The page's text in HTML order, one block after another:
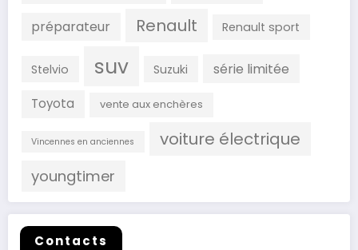
préparateur Renault Renault sport
Stelvio suv Suzuki série limitée
Toyota vente aux enchères
Vincennes en anciennes voiture électrique
youngtimer
Contacts